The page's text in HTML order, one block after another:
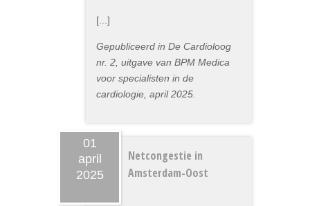
[...]
Gepubliceerd in De Cardioloog
nr. 2, uitgave van BPM Medica
voor specialisten in de
cardiologie, april 2025.
01
april
2025
Netcongestie in
Amsterdam-Oost